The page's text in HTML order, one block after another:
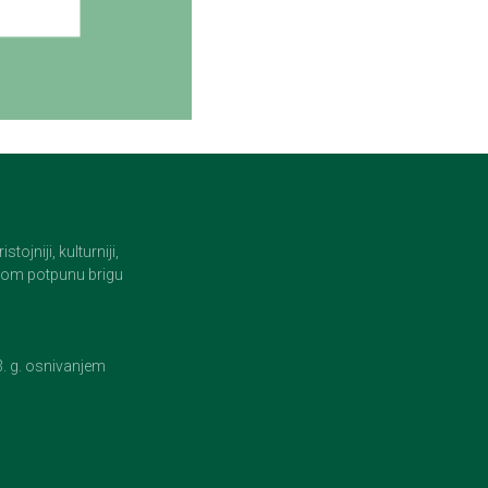
kulturniji,
potpunu brigu
g. osnivanjem